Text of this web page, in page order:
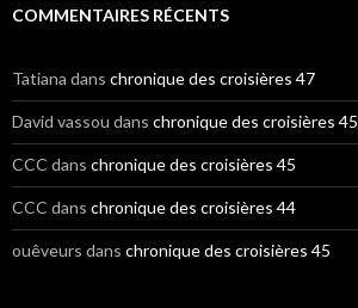
COMMENTAIRES RÉCENTS
Tatiana dans chronique des croisières 47
David vassou dans chronique des croisières 45
CCC dans chronique des croisières 45
CCC dans chronique des croisières 44
ouêveurs dans chronique des croisières 45